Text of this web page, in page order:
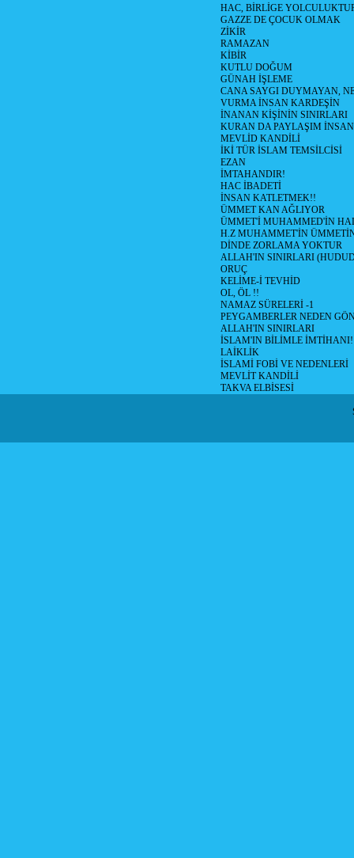
HAC, BİRLİGE
GAZZE DE ÇOCUK OLMAK
ZİKİR
RAMAZAN
KİBİR
KUTLU DOĞUM
GÜNAH İŞLEME
CANA SAYGI DUYMAYAN,
VURMA İNSAN KARDEŞİN
İNANAN KİŞİNİN SINIRLARI
KURAN DA PAYLAŞIM
MEVLİD KANDİLİ
İKİ TÜR İSLAM TEMSİLCİSİ
EZAN
İMTAHANDIR!
HAC İBADETİ
İNSAN KATLETMEK!!
ÜMMET KAN AĞLIYOR
ÜMMET'İ MUHAMMED'İN
H.Z MUHAMMET'İN
DİNDE ZORLAMA YOKTUR
ALLAH'IN SINIRLARI
ORUÇ
KELİME-İ TEVHİD
OL, ÖL !!
NAMAZ SÜRELERİ -1
PEYGAMBERLER NEDEN
ALLAH'IN SINIRLARI
İSLAM'IN BİLİMLE İMTİHANI!
LAİKLİK
İSLAMİ FOBİ VE NEDENLERİ
MEVLİT KANDİLİ
TAKVA ELBİSESİ